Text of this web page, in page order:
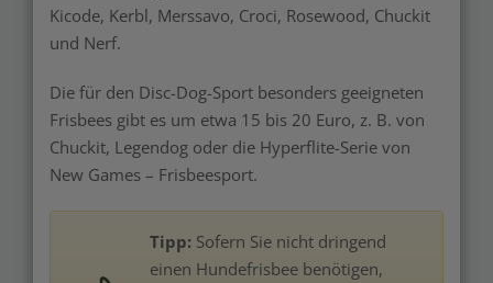
Kicode, Kerbl, Merssavo, Croci, Rosewood, Chuckit
und Nerf.
Die für den Disc-Dog-Sport besonders geeigneten
Frisbees gibt es um etwa 15 bis 20 Euro, z. B. von
Chuckit, Legendog oder die Hyperflite-Serie von
New Games – Frisbeesport.
Tipp: Sofern Sie nicht dringend
einen Hundefrisbee benötigen,